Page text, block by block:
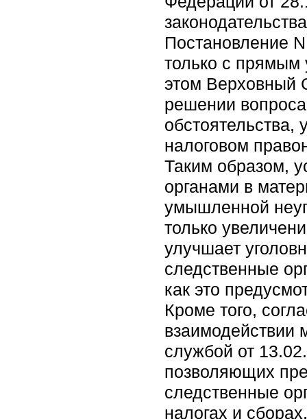
Постановление
только с
этом Верховный
решении
обстоятельства,
налоговом
Таким образом,
органами в
умышленной
только
улучшает
следственные
как это
Кроме того,
взаимодействии
службой от
позволяющих
следственные
налогах и